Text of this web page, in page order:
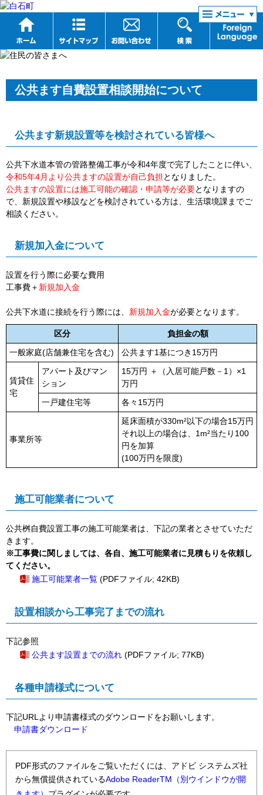
リンク集
公共ます自費設置相談開始について
公共ます新規設置等を検討されている皆様へ
公共下水道本管の管路整備工事が令和4年度で完了したことに伴い、
令和5年4月より公共ますの設置が自己負担 となりました。
公共ますの設置には施工可能の確認・申請等が必要となりますの
で、 新規設置や移設などを検討されている方は、 生活環境課までご
相談ください。
新規加入金について
設置を行う際に必要な費用
工事費＋ 新規加入金
公共下水道に接続を行う際には、 新規加入金が必要となります。
区分
負担金の額
一般家庭(店舗兼住宅を含む)
公共ます1基につき15万円
賃貸住
宅
アパート及びマン
ション
15万円 ＋（入居可能戸数－1）×1
万円
一戸建住宅等
各々15万円
事業所等
延床面積が330m²以下の場合15万円
それ以上の場合は、1m²当たり100
円を加算
(100万円を限度)
施工可能業者について
公共桝自費設置工事の施工可能業者は、下記の業者とさせていただ
きます。
※工事費に関しましては、各自、施工可能業者に見積もりを依頼し
てください。
施工可能業者一覧 (PDFファイル; 42KB)
設置相談から工事完了までの流れ
下記参照
公共ます設置までの流れ (PDFファイル; 77KB)
各種申請様式について
下記URLより申請書様式のダウンロードをお願いします。
申請書ダウンロード
PDF形式のファイルをご覧いただくには、アドビ システムズ社
から無償提供されているAdobe ReaderTM（別ウインドウが開